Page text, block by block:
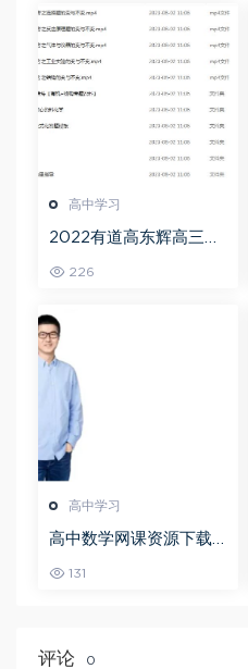
高中学习
2022有道高东辉高三化
频教程+讲义+点睛班
226
高中学习
高中数学网课资源下载
数学秋季班
131
评论 0